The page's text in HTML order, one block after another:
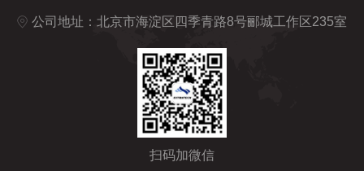
公司地址：北京市海淀区四季青路8号郦城工作区235室
扫码加微信